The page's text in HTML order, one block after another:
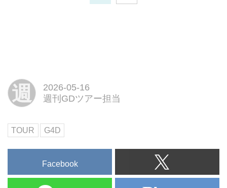
週
2026-05-16
週刊GDツアー担当
TOUR G4D
Facebook